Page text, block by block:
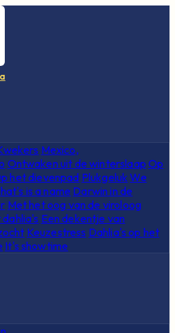
Mexico,
Ontwaken uit de winterslaap Op
het dievenpad Plukgeluk We
is a name Darwin in de
Met het oog van de viroloog
Een dekentje van
Keuzestress Dahlia's op het
It's showtime